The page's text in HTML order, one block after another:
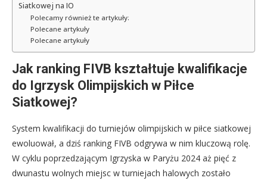
Siatkowej na IO
Polecamy również te artykuły:
Polecane artykuły
Polecane artykuły
Jak ranking FIVB kształtuje kwalifikacje
do Igrzysk Olimpijskich w Piłce
Siatkowej?
System kwalifikacji do turniejów olimpijskich w piłce siatkowej
ewoluował, a dziś ranking FIVB odgrywa w nim kluczową rolę.
W cyklu poprzedzającym Igrzyska w Paryżu 2024 aż pięć z
dwunastu wolnych miejsc w turniejach halowych zostało